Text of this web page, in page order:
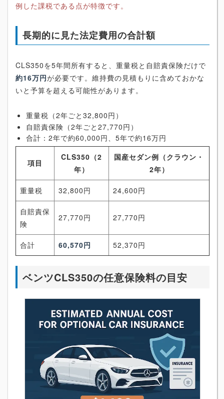
例した課税である点が特徴です。
長期的に見た法定費用の合計額
CLS350を5年間所有すると、重量税と自賠責保険だけで
約16万円が必要です。維持費の見積もりに含めておかな
いと予算を超える可能性があります。
重量税（2年ごと32,800円）
自賠責保険（2年ごと27,770円）
合計：2年で約60,000円、5年で約16万円
項目
CLS350（2
年）
国産セダン例（クラウン・
2年）
重量税 32,800円 24,600円
自賠責保
険
27,770円 27,770円
合計 60,570円 52,370円
ベンツCLS350の任意保険料の目安